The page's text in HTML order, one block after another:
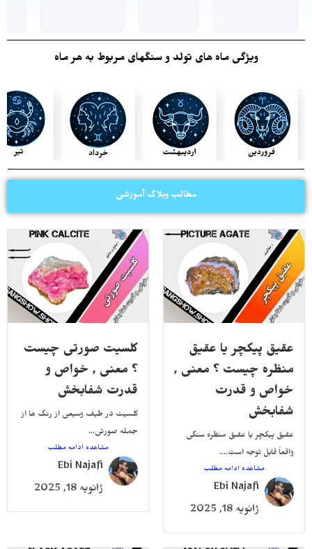
ویژگی ماه های تولد و سنگهای مربوط به هر ماه
مطالب وبلاگ آموزشی
عقیق پیکچر یا عقیق
منظره چیست ؟ معنی ,
خواص و قدرت
شفابخش
عقیق پیکچر یا عقیق منظره سنگی
واقعاً قابل توجه است....
مشاهده ادامه مطلب
Ebi Najafi
ژانویه 18, 2025
کلسیت صورتی چیست
؟ معنی , خواص و
قدرت شفابخش
کلسیت در طیف وسیعی از رنگ ها از
جمله صورتی...
مشاهده ادامه مطلب
Ebi Najafi
ژانویه 18, 2025